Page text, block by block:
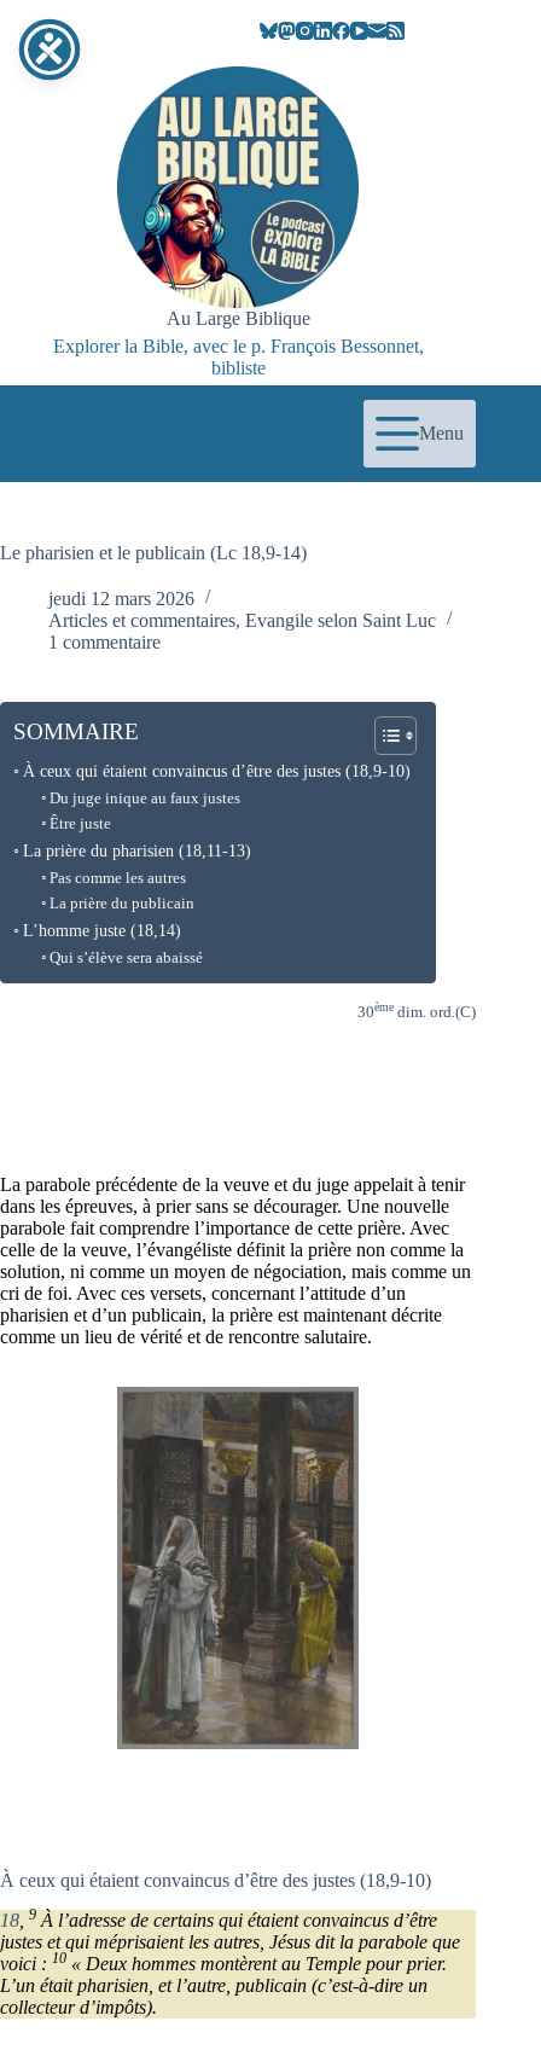
contenu
Au Large Biblique
Explorer la Bible, avec le p. François Bessonnet,
bibliste
Menu
Le pharisien et le publicain (Lc 18,9-14)
jeudi 12 mars 2026
Articles et commentaires, Evangile selon Saint Luc
1 commentaire
SOMMAIRE
À ceux qui étaient convaincus d’être des justes (18,9-10)
Du juge inique au faux justes
Être juste
La prière du pharisien (18,11-13)
Pas comme les autres
La prière du publicain
L’homme juste (18,14)
Qui s’élève sera abaissé
30ème dim. ord.(C)
La parabole précédente de la veuve et du juge appelait à tenir
dans les épreuves, à prier sans se décourager. Une nouvelle
parabole fait comprendre l’importance de cette prière. Avec
celle de la veuve, l’évangéliste définit la prière non comme la
solution, ni comme un moyen de négociation, mais comme un
cri de foi. Avec ces versets, concernant l’attitude d’un
pharisien et d’un publicain, la prière est maintenant décrite
comme un lieu de vérité et de rencontre salutaire.
À ceux qui étaient convaincus d’être des justes (18,9-10)
18 9 À l’adresse de certains qui étaient convaincus d’être
justes et qui méprisaient les autres, Jésus dit la parabole que
voici : 10 « Deux hommes montèrent au Temple pour prier.
L’un était pharisien, et l’autre, publicain (c’est-à-dire un
collecteur d’impôts).